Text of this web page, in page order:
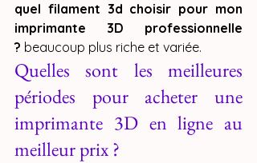
quel filament 3d choisir pour mon
imprimante 3D professionnelle
? beaucoup plus riche et variée.
Quelles sont les meilleures
périodes pour acheter une
imprimante 3D en ligne au
meilleur prix ?